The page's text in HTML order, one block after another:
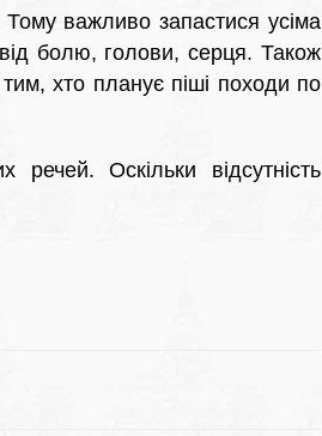
важливо запастися усіма
болю, голови, серця. Також
хто планує піші походи по
речей. Оскільки відсутність